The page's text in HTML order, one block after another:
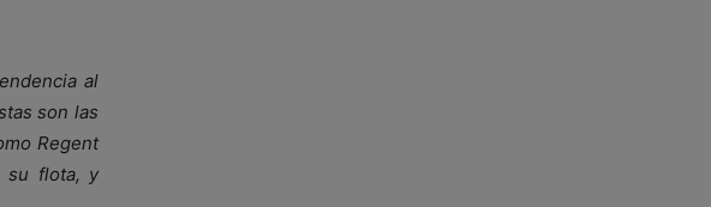
al
son las
Regent
su flota, y